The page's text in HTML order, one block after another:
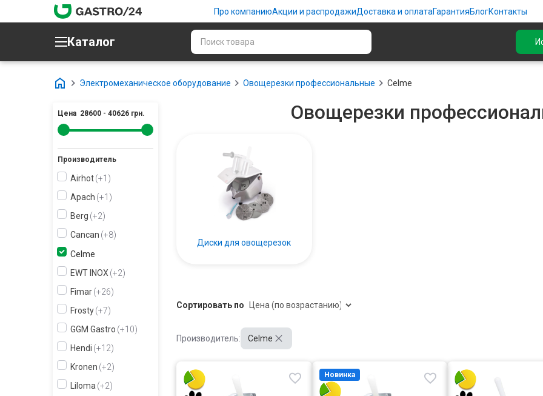
Про компаниюАкции и распродажиДоставка и оплатаГарантияБлогКонтакты
Каталог
Электромеханическое оборудование Овощерезки профессиональные Celme
Цена 28600 - 40626 грн.
Производитель
Airhot +1
Apach +1
Berg +2
Cancan +8
Celme
EWT INOX +2
Fimar +26
Frosty +7
GGM Gastro +10
Hendi +12
Kronen +2
Liloma +2
Овощерезки
Диски для овощерезок
Сортировать по
Производитель: Celme
Новинка